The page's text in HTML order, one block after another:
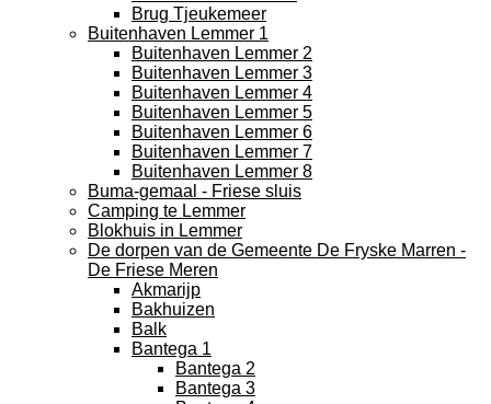
Brug Tjeukemeer
Buitenhaven Lemmer 1
Buitenhaven Lemmer 2
Buitenhaven Lemmer 3
Buitenhaven Lemmer 4
Buitenhaven Lemmer 5
Buitenhaven Lemmer 6
Buitenhaven Lemmer 7
Buitenhaven Lemmer 8
Buma-gemaal - Friese sluis
Camping te Lemmer
Blokhuis in Lemmer
De dorpen van de Gemeente De Fryske Marren -
De Friese Meren
Akmarijp
Bakhuizen
Balk
Bantega 1
Bantega 2
Bantega 3